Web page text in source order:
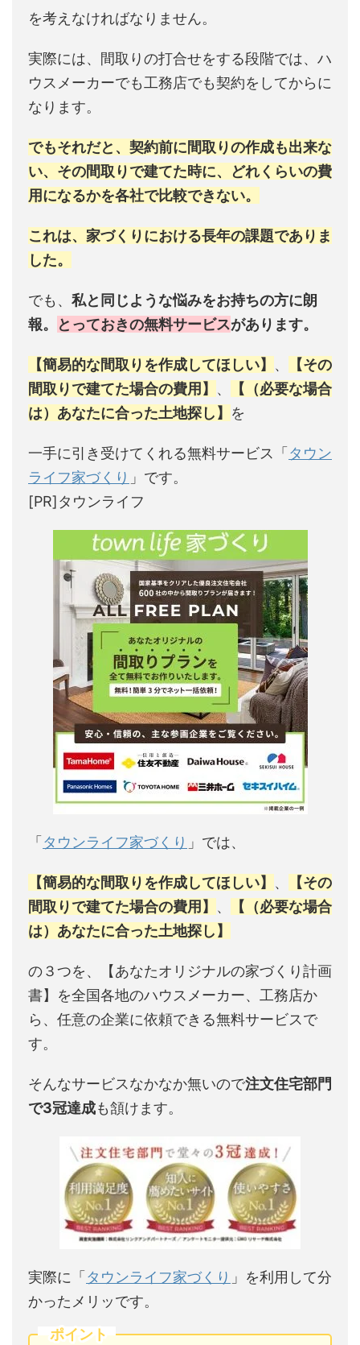
を考えなければなりません。
実際には、間取りの打合せをする段階では、ハ
ウスメーカーでも工務店でも契約をしてからに
なります。
でもそれだと、契約前に間取りの作成も出来な
い、その間取りで建てた時に、どれくらいの費
用になるかを各社で比較できない。
これは、家づくりにおける長年の課題でありま
した。
でも、 私と同じような悩みをお持ちの方に朗
報。
とっておきの無料サービスがあります。
【簡易的な間取りを作成してほしい】 、
【その
間取りで建てた場合の費用】 、
【（必要な場合
は）あなたに合った土地探し】 を
一手に引き受けてくれる無料サービス「 タウン
ライフ家づくり 」です。
[PR]タウンライフ
「 タウンライフ家づくり 」では、
【簡易的な間取りを作成してほしい】 、
【その
間取りで建てた場合の費用】 、
【（必要な場合
は）あなたに合った土地探し】
の３つを、【あなたオリジナルの家づくり計画
書】を全国各地のハウスメーカー、工務店か
ら、任意の企業に依頼できる無料サービスで
す。
そんなサービスなかなか無いので注文住宅部門
で3冠達成も頷けます。
実際に「 タウンライフ家づくり 」を利用して分
かったメリッです。
ポイント